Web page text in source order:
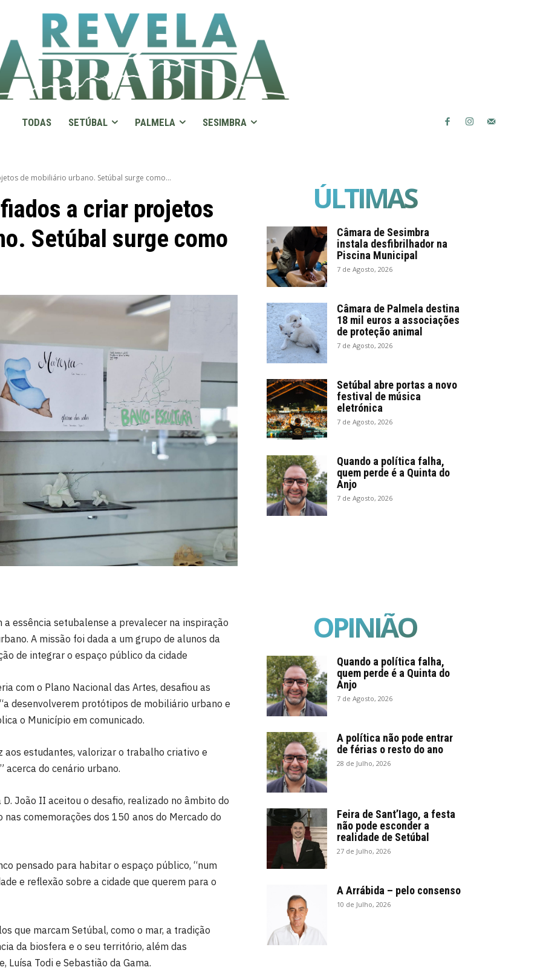
TODAS SETÚBAL PALMELA SESIMBRA
de mobiliário urbano. Setúbal surge como...
a criar projetos
Setúbal surge como
ÚLTIMAS
Câmara de Sesimbra
instala desfibrilhador na
Piscina Municipal
7 de Agosto, 2026
Câmara de Palmela destina
18 mil euros a associações
de proteção animal
7 de Agosto, 2026
Setúbal abre portas a novo
festival de música
eletrónica
7 de Agosto, 2026
Quando a política falha,
quem perde é a Quinta do
Anjo
7 de Agosto, 2026
a essência setubalense a prevalecer na inspiração
A missão foi dada a um grupo de alunos da
de integrar o espaço público da cidade
com o Plano Nacional das Artes, desafiou as
desenvolverem protótipos de mobiliário urbano e
o Município em comunicado.
aos estudantes, valorizar o trabalho criativo e
acerca do cenário urbano.
João II aceitou o desafio, realizado no âmbito do
comemorações dos 150 anos do Mercado do
pensado para habitar o espaço público, “num
e reflexão sobre a cidade que querem para o
que marcam Setúbal, como o mar, a tradição
da biosfera e o seu território, além das
Luísa Todi e Sebastião da Gama.
OPINIÃO
Quando a política falha,
quem perde é a Quinta do
Anjo
7 de Agosto, 2026
A política não pode entrar
de férias o resto do ano
28 de Julho, 2026
Feira de Sant’Iago, a festa
não pode esconder a
realidade de Setúbal
27 de Julho, 2026
A Arrábida – pelo consenso
10 de Julho, 2026